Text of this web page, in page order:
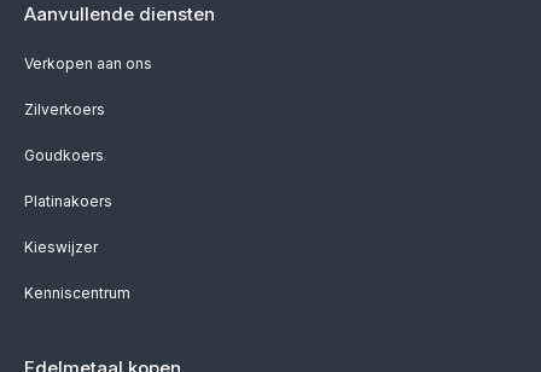
Aanvullende diensten
Verkopen aan ons
Zilverkoers
Goudkoers
Platinakoers
Kieswijzer
Kenniscentrum
Edelmetaal kopen